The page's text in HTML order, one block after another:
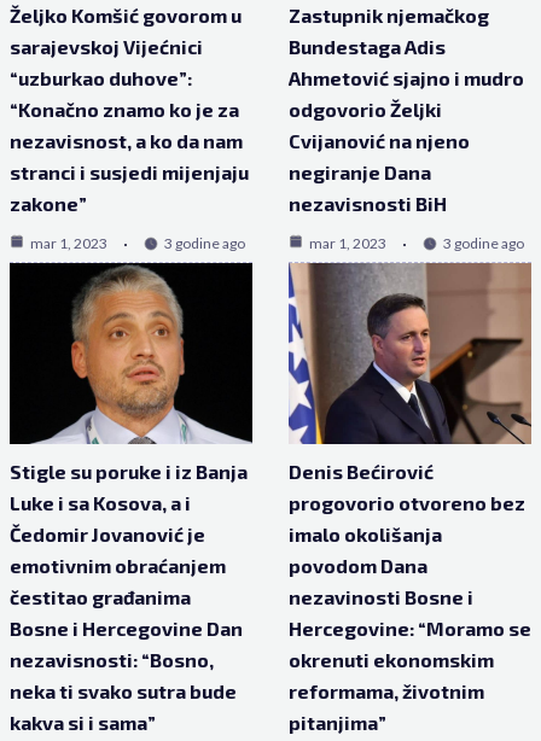
Željko Komšić govorom u
sarajevskoj Vijećnici
“uzburkao duhove”:
“Konačno znamo ko je za
nezavisnost, a ko da nam
stranci i susjedi mijenjaju
zakone”
mar 1, 2023 3 godine ago
Zastupnik njemačkog
Bundestaga Adis
Ahmetović sjajno i mudro
odgovorio Željki
Cvijanović na njeno
negiranje Dana
nezavisnosti BiH
mar 1, 2023 3 godine ago
Stigle su poruke i iz Banja
Luke i sa Kosova, a i
Čedomir Jovanović je
emotivnim obraćanjem
čestitao građanima
Bosne i Hercegovine Dan
nezavisnosti: “Bosno,
neka ti svako sutra bude
kakva si i sama”
Denis Bećirović
progovorio otvoreno bez
imalo okolišanja
povodom Dana
nezavinosti Bosne i
Hercegovine: “Moramo se
okrenuti ekonomskim
reformama, životnim
pitanjima”